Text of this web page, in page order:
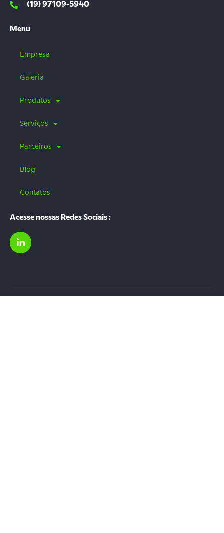
(19) 97109-5940
Menu
Empresa
Galeria
Produtos
Serviços
Parceiros
Blog
Contatos
Acesse nossas Redes Sociais :